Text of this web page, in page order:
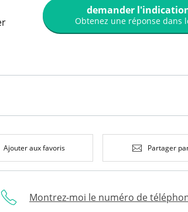
demander
Obtenez une réponse dans
Ajouter aux favoris Partager
Montrez-moi le numéro de